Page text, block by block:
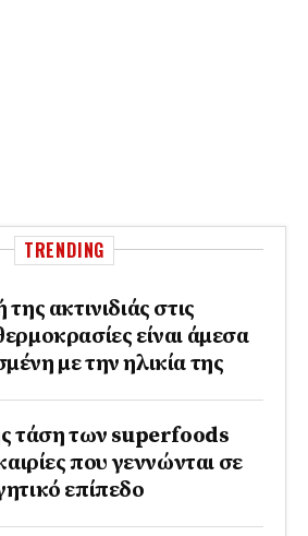
TRENDING
ακτινιδιάς στις
είναι άμεσα
με την ηλικία της
τάση των superfoods
που γεννώνται σε
επίπεδο